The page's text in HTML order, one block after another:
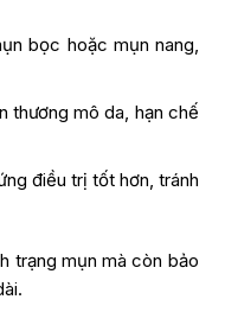
bọc hoặc mụn nang,
thương mô da, hạn chế
điều trị tốt hơn, tránh
trạng mụn mà còn bảo